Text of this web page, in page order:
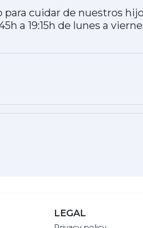
cuidar de nuestros
a 19:15h de lunes a
LEGAL